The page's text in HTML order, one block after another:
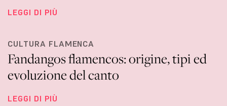
LEGGI DI PIÙ
CULTURA FLAMENCA
Fandangos flamencos: origine, tipi ed
evoluzione del canto
LEGGI DI PIÙ